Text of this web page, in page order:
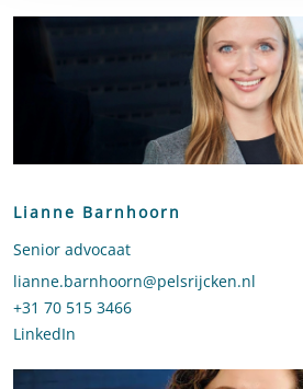
Lianne Barnhoorn
Senior advocaat
Stuur een e-mail naar Lianne Barnhoorn
lianne.barnhoorn@pelsrijcken.nl
Bel naar Lianne Barnhoorn
+31 70 515 3466
LinkedIn